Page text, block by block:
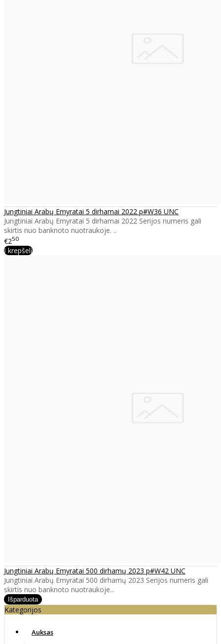
Jungtiniai Arabų Emyratai 5 dirhamai 2022 p#W36 UNC
Jungtiniai Arabų Emyratai 5 dirhamai 2022 Serijos numeris gali
skirtis nuo banknoto nuotraukoje. ..
€250
Į krepšelį
Jungtiniai Arabų Emyratai 500 dirhamų 2023 p#W42 UNC
Jungtiniai Arabų Emyratai 500 dirhamų 2023 Serijos numeris gali
skirtis nuo banknoto nuotraukoje...
Kategorijos
Auksas